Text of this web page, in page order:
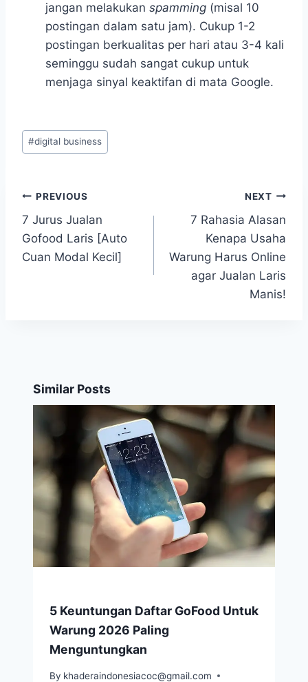
jangan melakukan spamming (misal 10
postingan dalam satu jam). Cukup 1-2
postingan berkualitas per hari atau 3-4 kali
seminggu sudah sangat cukup untuk
menjaga sinyal keaktifan di mata Google.
Post
Tags:
#digital business
Post
navigation
PREVIOUS
7 Jurus Jualan
Gofood Laris [Auto
Cuan Modal Kecil]
NEXT
7 Rahasia Alasan
Kenapa Usaha
Warung Harus Online
agar Jualan Laris
Manis!
Similar Posts
5 Keuntungan Daftar GoFood Untuk
Warung 2026 Paling
Menguntungkan
By khaderaindonesiacoc@gmail.com